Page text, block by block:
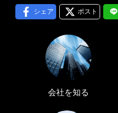
シェア ポスト
会社を知る